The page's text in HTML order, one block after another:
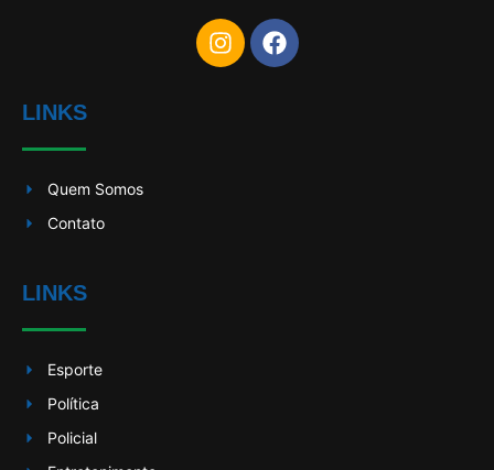
LINKS
Quem Somos
Contato
LINKS
Esporte
Política
Policial